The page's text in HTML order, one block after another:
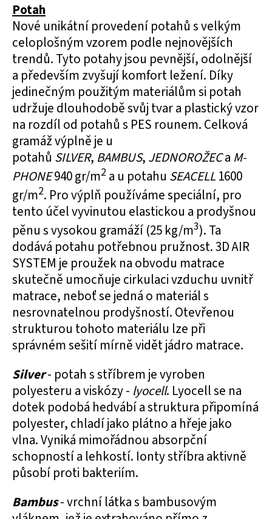
Potah
Nové unikátní provedení potahů s velkým
celoplošným vzorem podle nejnovějších
trendů. Tyto potahy jsou pevnější, odolnější
a především zvyšují komfort ležení. Díky
jedinečným použitým materiálům si potah
udržuje dlouhodobě svůj tvar a plastický vzor
na rozdíl od potahů s PES rounem. Celková
gramáž výplně je u
potahů SILVER, BAMBUS, JEDNOROŽECa M-
PHONE940 gr/m2 a u potahu SEACELL 1600
gr/m2. Pro výplň používáme speciální, pro
tento účel vyvinutou elastickou a prodyšnou
pěnu s vysokou gramáží (25 kg/m3). Ta
dodává potahu potřebnou pružnost. 3D AIR
SYSTEM je proužek na obvodu matrace
skutečně umocňuje cirkulaci vzduchu uvnitř
matrace, neboť se jedná o materiál s
nesrovnatelnou prodyšností. Otevřenou
strukturou tohoto materiálu lze při
správném sešití mírně vidět jádro matrace.
Silver- potah s stříbrem je vyroben
polyesteru a viskózy - lyocell. Lyocell se na
dotek podobá hedvábí a struktura připomíná
polyester, chladí jako plátno a hřeje jako
vlna. Vyniká mimořádnou absorpční
schopností a lehkostí. Ionty stříbra aktivně
působí proti bakteriím.
Bambus- vrchní látka s bambusovým